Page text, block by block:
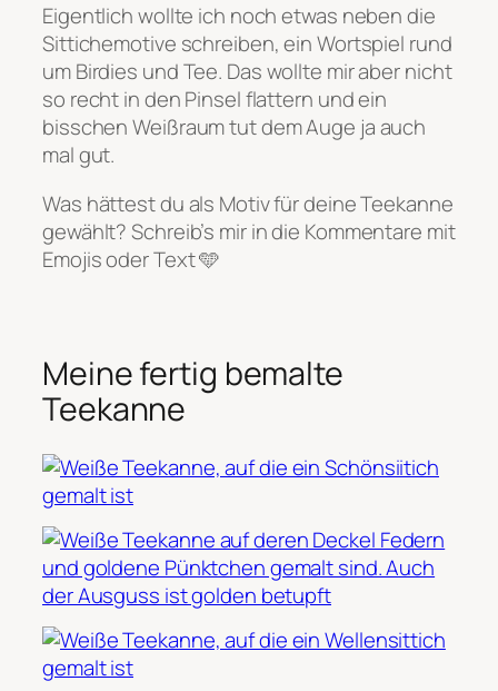
Eigentlich wollte ich noch etwas neben die
Sittichemotive schreiben, ein Wortspiel rund
um Birdies und Tee. Das wollte mir aber nicht
so recht in den Pinsel flattern und ein
bisschen Weißraum tut dem Auge ja auch
mal gut.
Was hättest du als Motiv für deine Teekanne
gewählt? Schreib’s mir in die Kommentare mit
Emojis oder Text 🩵
Meine fertig bemalte
Teekanne